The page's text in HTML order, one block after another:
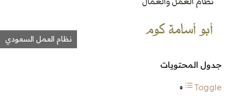
نظام العمل السعودي
جدول المحتويات
Toggle